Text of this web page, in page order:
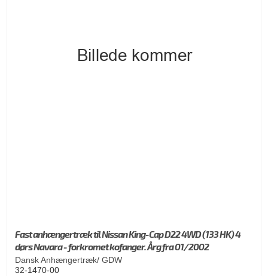
Fast anhængertræk til Nissan King-Cap D22 4WD (133 HK) 4
dørs Navara - forkromet kofanger. Årg fra 01/2002
Dansk Anhængertræk/ GDW
32-1470-00